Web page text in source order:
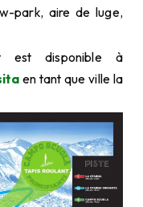
park, aire de luge,
est disponible à
en tant que ville la